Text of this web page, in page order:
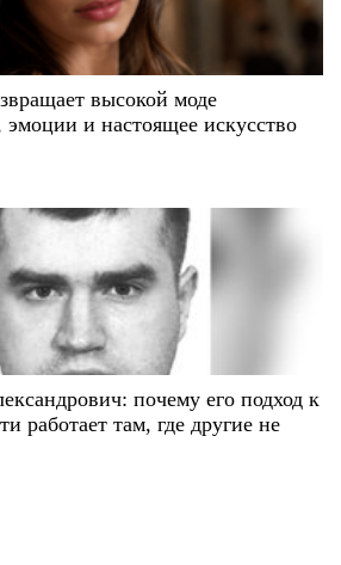
высокой моде
эмоции и настоящее искусство
почему его подход к
работает там, где другие не